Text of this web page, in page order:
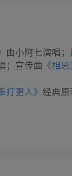
由小阿七演唱
；宣传曲 《相
打更人》 经典原